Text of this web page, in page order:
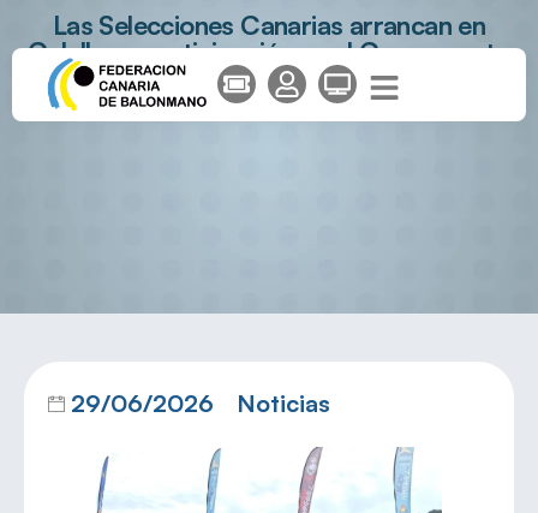
Las Selecciones Canarias arrancan en
Calella su participación en el Campeonato
de España de Balonmano Playa 2026
29/06/2026 Noticias